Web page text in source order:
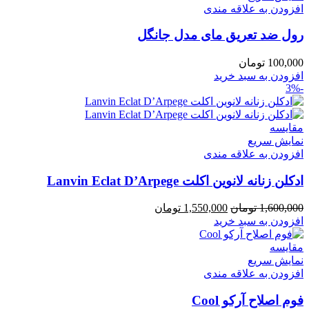
افزودن به علاقه مندی
رول ضد تعریق مای مدل جانگل
100,000 تومان
افزودن به سبد خرید
-3%
مقايسه
نمایش سریع
افزودن به علاقه مندی
ادکلن زنانه لانوین اکلت Lanvin Eclat D’Arpege
1,600,000 تومان قیمت
اصلی
1,550,000 تومان
افزودن به سبد خرید
مقايسه
نمایش سریع
افزودن به علاقه مندی
فوم اصلاح آرکو Cool